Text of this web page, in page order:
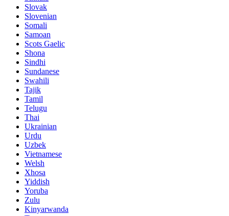
Slovak
Slovenian
Somali
Samoan
Scots Gaelic
Shona
Sindhi
Sundanese
Swahili
Tajik
Tamil
Telugu
Thai
Ukrainian
Urdu
Uzbek
Vietnamese
Welsh
Xhosa
Yiddish
Yoruba
Zulu
Kinyarwanda